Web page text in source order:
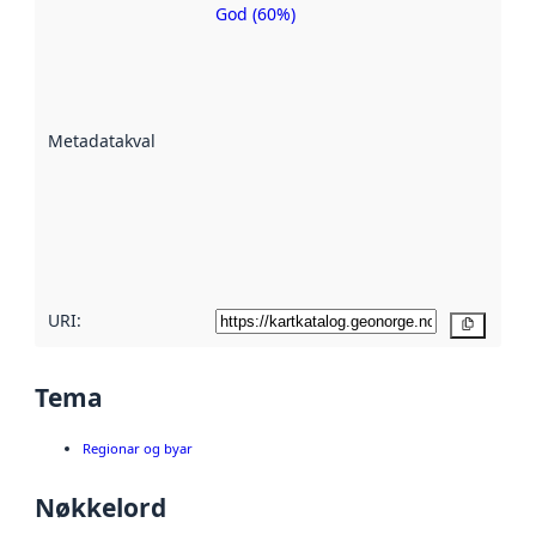
Metadatakvalitet
Metadatakvalitet
God (60%)
URI:
Tema
Regionar og byar
Nøkkelord